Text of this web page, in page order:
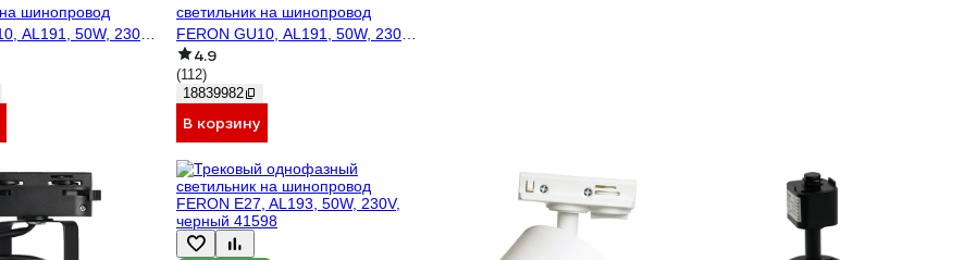
шинопровод
AL191, 50W, 230V,
светильник на шинопровод
FERON GU10, AL191, 50W, 230V,
белый 41591
4.9
(112)
18839982
В корзину